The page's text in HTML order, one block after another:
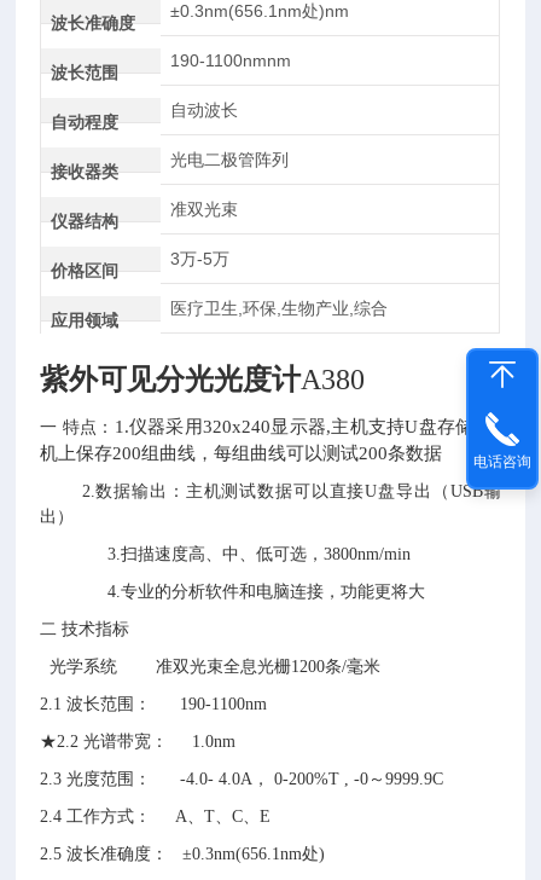
波长准确度
±0.3nm(656.1nm处)nm
波长范围
190-1100nmnm
自动程度
自动波长
接收器类
光电二极管阵列
仪器结构
准双光束
价格区间
3万-5万
应用领域
医疗卫生,环保,生物产业,综合
紫外可见分光光度计A380
一 特点： 1.仪器采用320x240显示器,主机支持U盘存储,
主
机上保存200组曲线，每组曲线可以测试200条数据
2.数据输出：主机测试数据可以直接U盘导出（USB输
出）
3.扫描速度高、中、低可选，3800nm/min
4.专业的分析软件和电脑连接，功能更将大
二 技术指标
光学系统 准双光束全息光栅1200条/毫米
2.1 波长范围： 190-1100nm
★2.2 光谱带宽： 1.0nm
2.3 光度范围： -4.0- 4.0A， 0-200%T , -0～9999.9C
2.4 工作方式： A、T、C、E
2.5 波长准确度： ±0.3nm(656.1nm处)
电话咨询